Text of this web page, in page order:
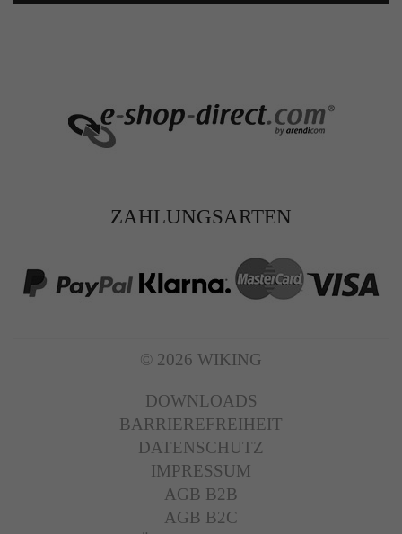
ZAHLUNGSARTEN
© 2026 WIKING
DOWNLOADS
BARRIEREFREIHEIT
DATENSCHUTZ
IMPRESSUM
AGB B2B
AGB B2C